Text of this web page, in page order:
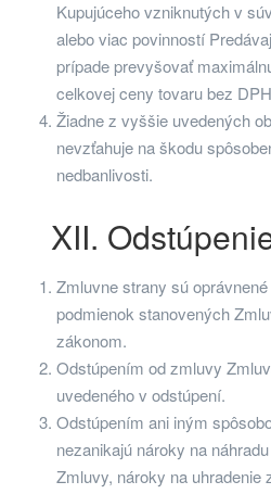
Kupujúceho vzniknutých v
alebo viac povinností
prípade prevyšovať
celkovej ceny tovaru bez
Žiadne z vyššie uvedených
nevzťahuje na škodu
nedbanlivosti.
XII.
Zmluvne strany sú
podmienok stanovených
zákonom.
Odstúpením od zmluvy
uvedeného v odstúpení.
Odstúpením ani iným
nezanikajú nároky na
Zmluvy, nároky na uhradenie